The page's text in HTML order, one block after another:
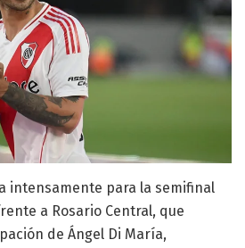
intensamente para la semifinal
a Rosario Central, que
de Ángel Di María,